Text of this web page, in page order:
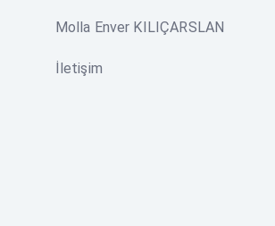
Molla Enver KILIÇARSLAN
İletişim